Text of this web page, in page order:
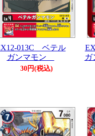
013C ベテル
ガンマモン
30円(税込)